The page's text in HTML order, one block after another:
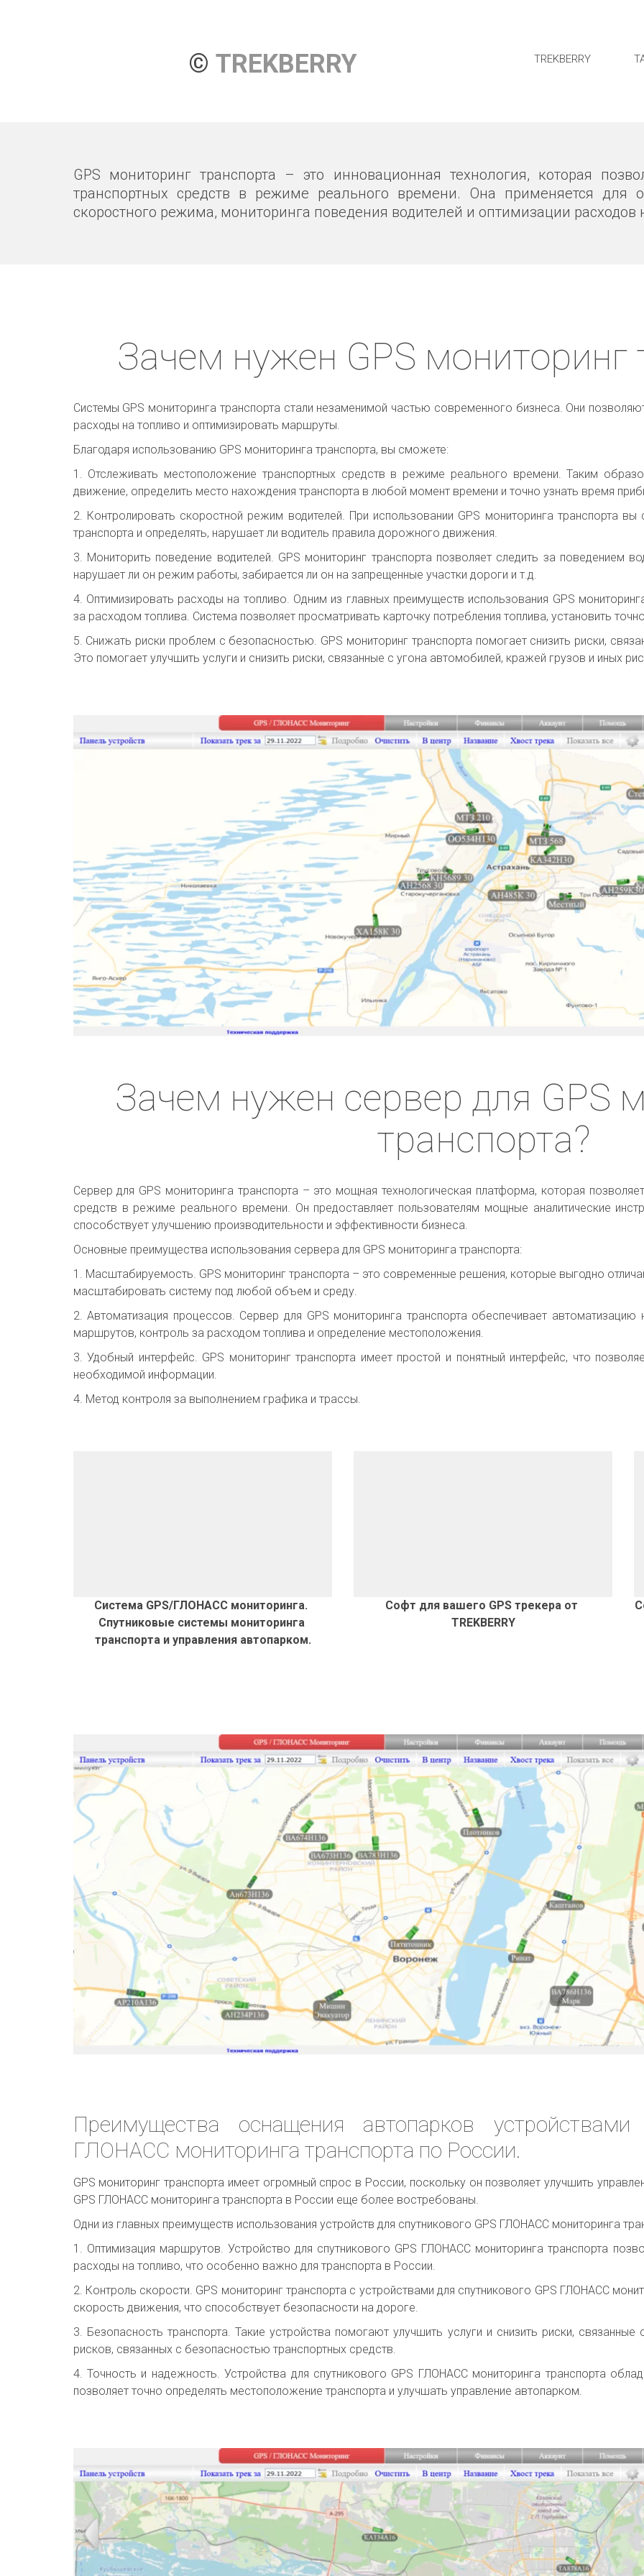
© TREKBERRY TREKBERRY
GPS мониторинг транспорта – это инновационная технология, которая
транспортных средств в режиме реального времени. Она применяется для
скоростного режима, мониторинга поведения водителей и оптимизации расходов
Зачем нужен GPS мониторинг
Системы GPS мониторинга транспорта стали незаменимой частью современного бизнеса. Они
расходы на топливо и оптимизировать маршруты.
Благодаря использованию GPS мониторинга транспорта, вы сможете:
1. Отслеживать местоположение транспортных средств в режиме реального времени. Таким
движение, определить место нахождения транспорта в любой момент времени и точно узнать время
2. Контролировать скоростной режим водителей. При использовании GPS мониторинга транспорта
транспорта и определять, нарушает ли водитель правила дорожного движения.
3. Мониторить поведение водителей. GPS мониторинг транспорта позволяет следить за поведением
нарушает ли он режим работы, забирается ли он на запрещенные участки дороги и т.д.
4. Оптимизировать расходы на топливо. Одним из главных преимуществ использования GPS
за расходом топлива. Система позволяет просматривать карточку потребления топлива, установить
5. Снижать риски проблем с безопасностью. GPS мониторинг транспорта помогает снизить риски,
Это помогает улучшить услуги и снизить риски, связанные с угона автомобилей, кражей грузов и иных
Зачем нужен сервер для GPS
транспорта?
Сервер для GPS мониторинга транспорта – это мощная технологическая платформа, которая
средств в режиме реального времени. Он предоставляет пользователям мощные аналитические
способствует улучшению производительности и эффективности бизнеса.
Основные преимущества использования сервера для GPS мониторинга транспорта:
1. Масштабируемость. GPS мониторинг транспорта – это современные решения, которые выгодно
масштабировать систему под любой объем и среду.
2. Автоматизация процессов. Сервер для GPS мониторинга транспорта обеспечивает
маршрутов, контроль за расходом топлива и определение местоположения.
3. Удобный интерфейс. GPS мониторинг транспорта имеет простой и понятный интерфейс, что
необходимой информации.
4. Метод контроля за выполнением графика и трассы.
Система GPS/ГЛОНАСС мониторинга.
Спутниковые системы мониторинга
транспорта и управления автопарком.
Софт для вашего GPS трекера от
TREKBERRY
Преимущества оснащения автопарков
ГЛОНАСС мониторинга транспорта по России.
GPS мониторинг транспорта имеет огромный спрос в России, поскольку он позволяет улучшить
GPS ГЛОНАСС мониторинга транспорта в России еще более востребованы.
Одни из главных преимуществ использования устройств для спутникового GPS ГЛОНАСС мониторинга
1. Оптимизация маршрутов. Устройство для спутникового GPS ГЛОНАСС мониторинга транспорта
расходы на топливо, что особенно важно для транспорта в России.
2. Контроль скорости. GPS мониторинг транспорта с устройствами для спутникового GPS ГЛОНАСС
скорость движения, что способствует безопасности на дороге.
3. Безопасность транспорта. Такие устройства помогают улучшить услуги и снизить риски,
рисков, связанных с безопасностью транспортных средств.
4. Точность и надежность. Устройства для спутникового GPS ГЛОНАСС мониторинга транспорта
позволяет точно определять местоположение транспорта и улучшать управление автопарком.